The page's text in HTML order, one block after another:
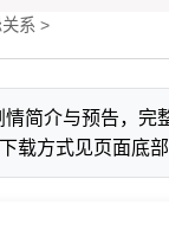
系 >
简介与预告，完
载方式见页面底部